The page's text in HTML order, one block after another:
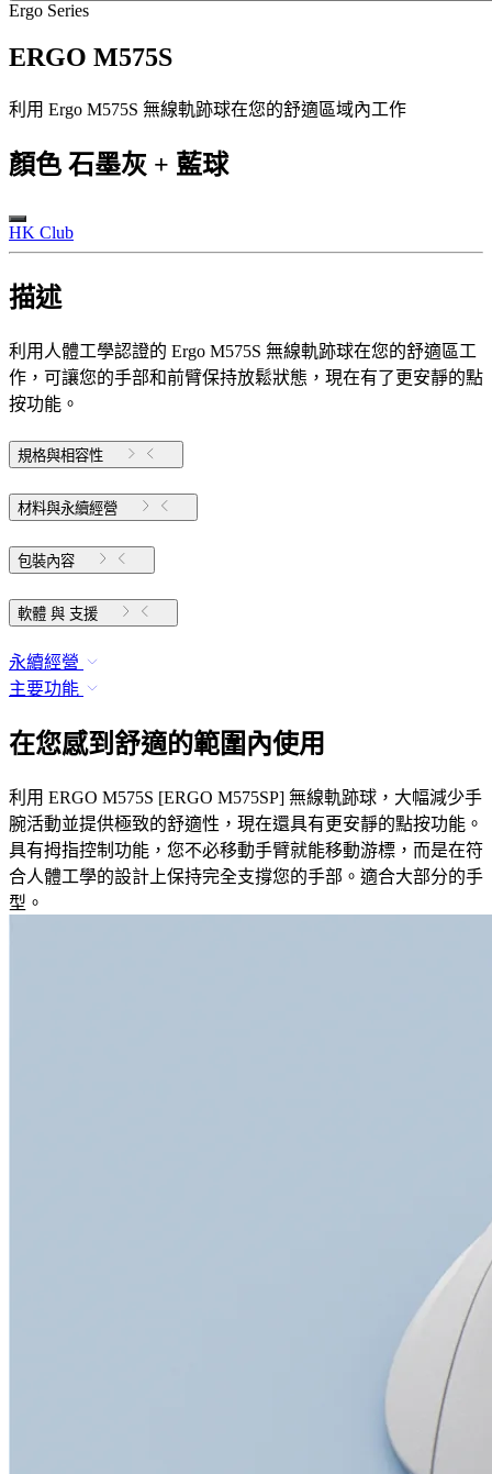
Ergo Series
ERGO M575S
利用 Ergo M575S 無線軌跡球在您的舒適區域內工作
顏色 石墨灰 + 藍球
HK Club
描述
利用人體工學認證的 Ergo M575S 無線軌跡球在您的舒適區工
作，可讓您的手部和前臂保持放鬆狀態，現在有了更安靜的點
按功能。
規格與相容性
材料與永續經營
包裝內容
軟體 與 支援
永續經營
主要功能
在您感到舒適的範圍內使用
利用 ERGO M575S [ERGO M575SP] 無線軌跡球，大幅減少手
腕活動並提供極致的舒適性，現在還具有更安靜的點按功能。
具有拇指控制功能，您不必移動手臂就能移動游標，而是在符
合人體工學的設計上保持完全支撐您的手部。適合大部分的手
型。